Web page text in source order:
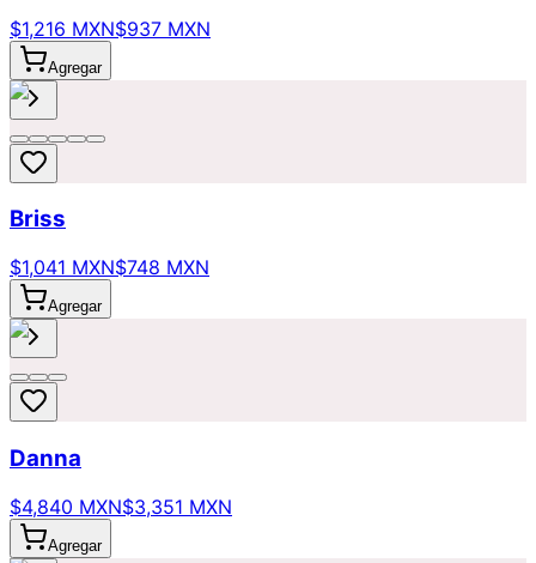
$1,216 MXN$937 MXN
Agregar
Briss
$1,041 MXN$748 MXN
Agregar
Danna
$4,840 MXN$3,351 MXN
Agregar